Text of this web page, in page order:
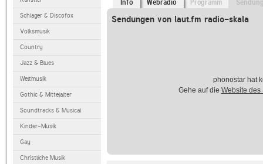
Schlager & Discofox
Volksmusik
Country
Jazz & Blues
Weltmusik
Gothic & Mittelalter
Soundtracks & Musical
Kinder-Musik
Gay
Christliche Musik
Info Webradio Programm
Sendungen von laut.fm radio-skala
phonostar hat
Gehe auf die Website des